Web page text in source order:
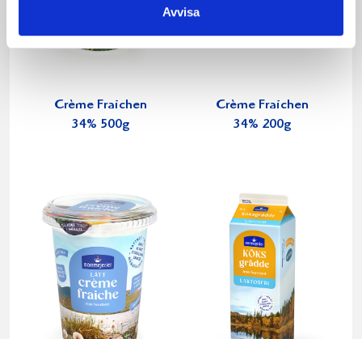
Avvisa
Crème Fraichen
34% 500g
Crème Fraichen
34% 200g